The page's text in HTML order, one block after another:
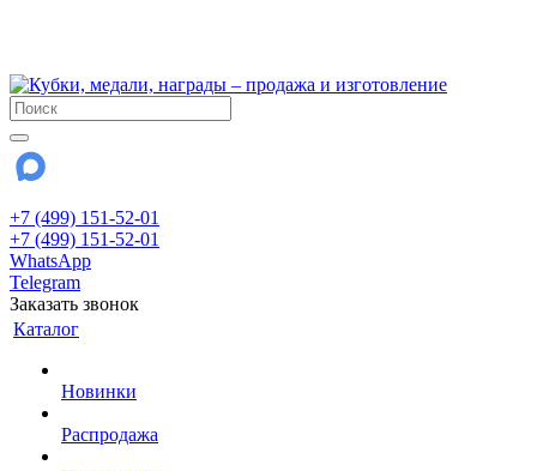
+7 (499) 151-52-01
+7 (499) 151-52-01
WhatsApp
Telegram
Заказать звонок
Каталог
Новинки
Распродажа